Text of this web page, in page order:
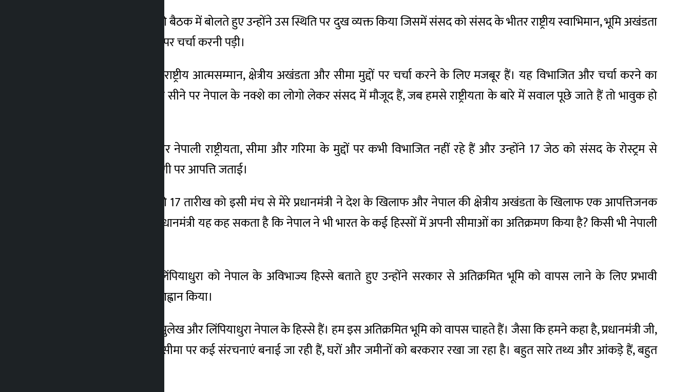
बुधवार को प्रतिनिधि सभा की बैठक में बोलते हुए उन्होंने उस स्थिति पर दुख व्यक्त किया जिसमें संसद को संसद के भीतर राष्ट्रीय स्वाभिमान, भूमि अखंडता
और सीमा के बंटवारे के मुद्दों पर चर्चा करनी पड़ी।
उन्होंने कहा, ‘आज हम यहां राष्ट्रीय आत्मसम्मान, क्षेत्रीय अखंडता और सीमा मुद्दों पर चर्चा करने के लिए मजबूर हैं। यह विभाजित और चर्चा करने का
मामला नहीं है। हम जो अपने सीने पर नेपाल के नक्शे का लोगो लेकर संसद में मौजूद हैं, जब हमसे राष्ट्रीयता के बारे में सवाल पूछे जाते हैं तो भावुक हो
हमाल ने कहा कि नेपाल और नेपाली राष्ट्रीयता, सीमा और गरिमा के मुद्दों पर कभी विभाजित नहीं रहे हैं और उन्होंने 17 जेठ को संसद के रोस्ट्रम से
प्रधानमंत्री द्वारा की गई टिप्पणी पर आपत्ति जताई।
उन्होंने कहा, ‘पिछले साल की 17 तारीख को इसी मंच से मेरे प्रधानमंत्री ने देश के खिलाफ और नेपाल की क्षेत्रीय अखंडता के खिलाफ एक आपत्तिजनक
बयान दिया था। क्या कोई प्रधानमंत्री यह कह सकता है कि नेपाल ने भी भारत के कई हिस्सों में अपनी सीमाओं का अतिक्रमण किया है? किसी भी नेपाली
कालापानी, लिपुलेक और लिंपियाधुरा को नेपाल के अविभाज्य हिस्से बताते हुए उन्होंने सरकार से अतिक्रमित भूमि को वापस लाने के लिए प्रभावी
राजनयिक पहल करने का आह्वान किया।
उन्होंने कहा, ‘कालापानी, लिपुलेख और लिंपियाधुरा नेपाल के हिस्से हैं। हम इस अतिक्रमित भूमि को वापस चाहते हैं। जैसा कि हमने कहा है, प्रधानमंत्री जी,
कूटनीतिक प्रयास कीजिए। सीमा पर कई संरचनाएं बनाई जा रही हैं, घरों और जमीनों को बरकरार रखा जा रहा है। बहुत सारे तथ्य और आंकड़े हैं, बहुत